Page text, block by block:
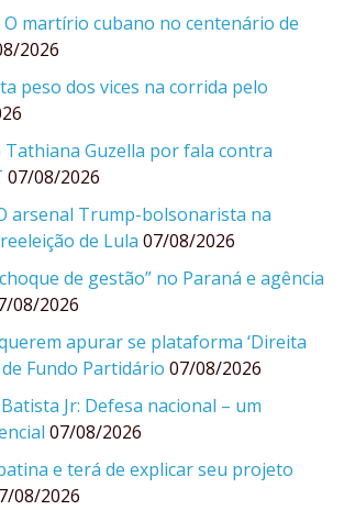
martírio cubano no centenário de
2026
peso dos vices na corrida pelo
Tathiana Guzella por fala contra
07/08/2026
arsenal Trump-bolsonarista na
de Lula 07/08/2026
de gestão” no Paraná e agência
08/2026
apurar se plataforma ‘Direita
de Fundo Partidário 07/08/2026
Jr: Defesa nacional – um
07/08/2026
e terá de explicar seu projeto
08/2026